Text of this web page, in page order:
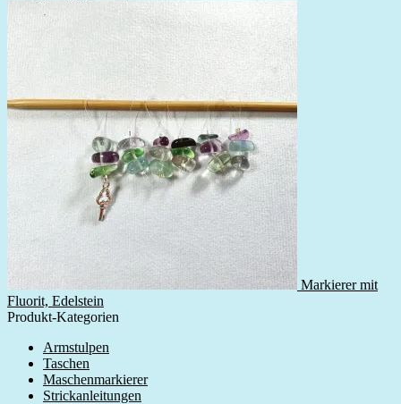
Markierer mit
Fluorit, Edelstein
Produkt-Kategorien
Armstulpen
Taschen
Maschenmarkierer
Strickanleitungen